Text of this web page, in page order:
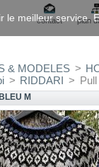
contact plan
& MODELES >
> RIDDARI >
M
le meilleur